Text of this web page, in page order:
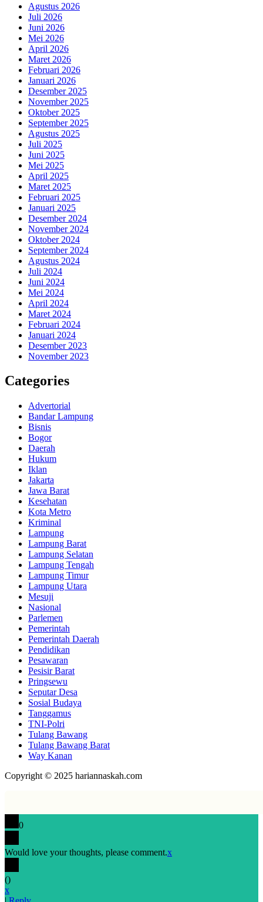
Agustus 2026
Juli 2026
Juni 2026
Mei 2026
April 2026
Maret 2026
Februari 2026
Januari 2026
Desember 2025
November 2025
Oktober 2025
September 2025
Agustus 2025
Juli 2025
Juni 2025
Mei 2025
April 2025
Maret 2025
Februari 2025
Januari 2025
Desember 2024
November 2024
Oktober 2024
September 2024
Agustus 2024
Juli 2024
Juni 2024
Mei 2024
April 2024
Maret 2024
Februari 2024
Januari 2024
Desember 2023
November 2023
Categories
Advertorial
Bandar Lampung
Bisnis
Bogor
Daerah
Hukum
Iklan
Jakarta
Jawa Barat
Kesehatan
Kota Metro
Kriminal
Lampung
Lampung Barat
Lampung Selatan
Lampung Tengah
Lampung Timur
Lampung Utara
Mesuji
Nasional
Parlemen
Pemerintah
Pemerintah Daerah
Pendidikan
Pesawaran
Pesisir Barat
Pringsewu
Seputar Desa
Sosial Budaya
Tanggamus
TNI-Polri
Tulang Bawang
Tulang Bawang Barat
Way Kanan
Copyright © 2025 hariannaskah.com
0
Would love your thoughts, please comment.x
()
x